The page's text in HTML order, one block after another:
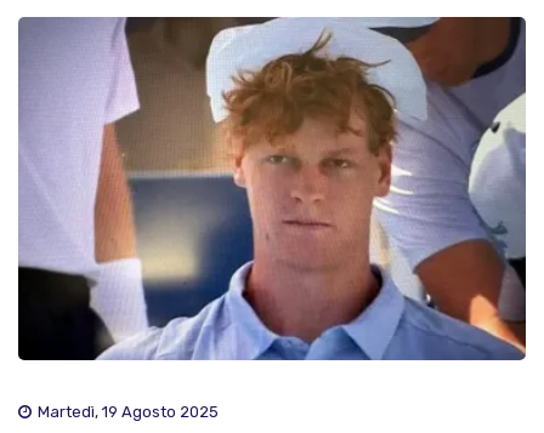
Martedì, 19 Agosto 2025